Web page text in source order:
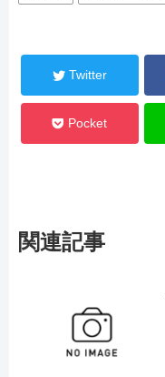
Twitter
Pocket
関連記事